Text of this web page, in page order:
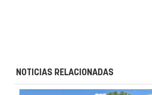
NOTICIAS RELACIONADAS